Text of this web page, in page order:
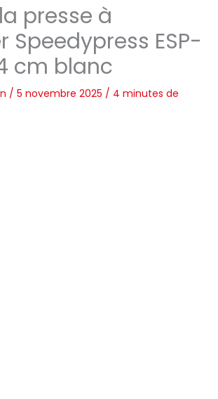
presse à
Speedypress ESP-
cm blanc
/ 5 novembre 2025 / 4 minutes de